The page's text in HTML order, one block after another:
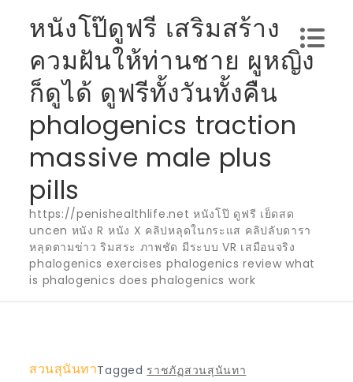
content
หนังโป๊ดูฟรี เสริมสร้าง
ควมฝันให้ท่านชาย ผูหญิง
ก็ดูได้ ดูฟรีทั้งวันทั้งคืน
phalogenics traction
massive male plus
pills
https://penishealthlife.net หนังโป๊ ดูฟรี เย็ดสด
uncen หนัง R หนัง X คลิปหลุดในกระแส คลิปลับดารา
หลุดตามข่าว ริมสระ ภาพชัด มีระบบ VR เสมือนจริง
phalogenics exercises phalogenics review what
is phalogenics does phalogenics work
สวนสุนันทาTagged ราชภัฏสวนสุนันทา